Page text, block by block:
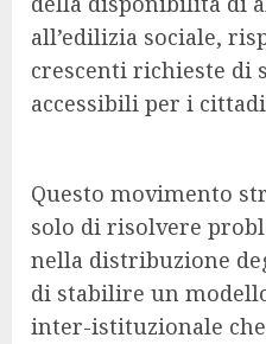
all’edilizia sociale,
crescenti richieste di
accessibili per i
Questo movimento
solo di risolvere
nella distribuzione
di stabilire un
inter-istituzionale